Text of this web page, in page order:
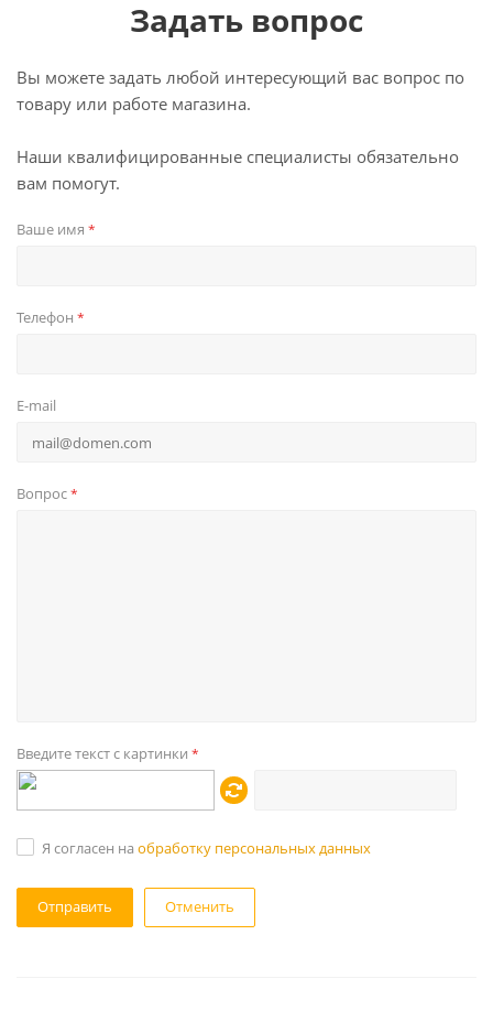
Задать вопрос
Вы можете задать любой интересующий вас вопрос по
товару или работе магазина.
Наши квалифицированные специалисты обязательно
вам помогут.
Ваше имя *
Телефон *
E-mail
Вопрос*
Введите текст с картинки *
Я согласен на обработку персональных данных
Отменить